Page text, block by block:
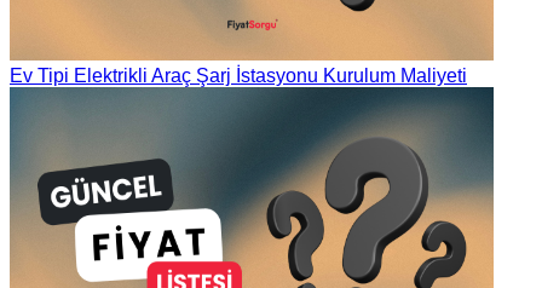
Ev Tipi Elektrikli Araç Şarj İstasyonu Kurulum Maliyeti